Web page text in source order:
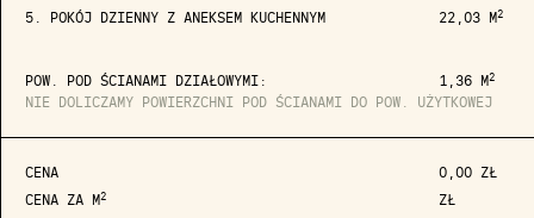
5. POKÓJ DZIENNY Z ANEKSEM KUCHENNYM 22,03 M2
POW. POD ŚCIANAMI DZIAŁOWYMI: 1,36 M2
NIE DOLICZAMY POWIERZCHNI POD ŚCIANAMI DO POW. UŻYTKOWEJ
CENA
0,00 ZŁ
CENA ZA M2 ZŁ